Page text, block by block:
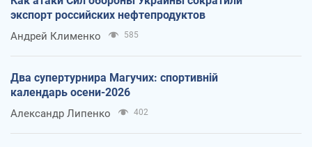
экспорт российских нефтепродуктов
Андрей Клименко 585
Два супертурнира Магучих: спортивній
календарь осени-2026
Александр Липенко 402